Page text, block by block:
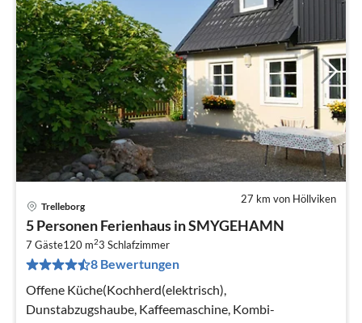
27 km von Höllviken
Trelleborg
5 Personen Ferienhaus in SMYGEHAMN
7 Gäste120 m23 Schlafzimmer
8 Bewertungen
Offene Küche(Kochherd(elektrisch),
Dunstabzugshaube, Kaffeemaschine, Kombi-